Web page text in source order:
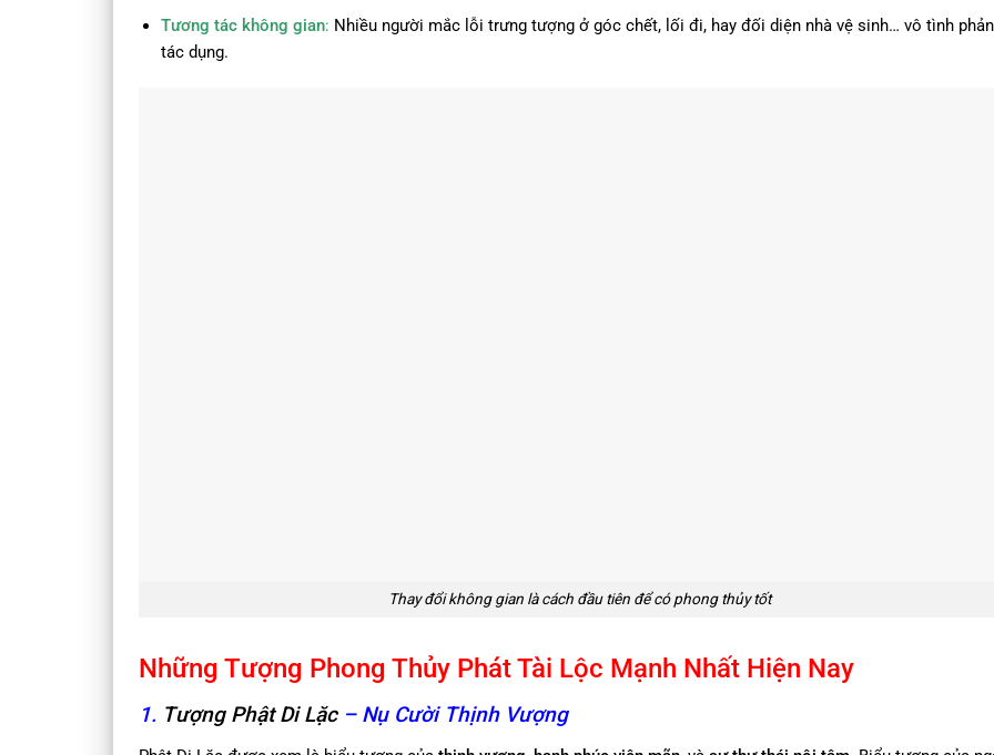
Tương tác không gian: Nhiều người mắc lỗi trưng tượng ở góc chết, lối đi, hay đối diện nhà vệ sinh… vô tình phản
tác dụng.
Thay đổi không gian là cách đầu tiên để có phong thủy tốt
Những Tượng Phong Thủy Phát Tài Lộc Mạnh Nhất Hiện Nay
1. Tượng Phật Di Lặc– Nụ Cười Thịnh Vượng